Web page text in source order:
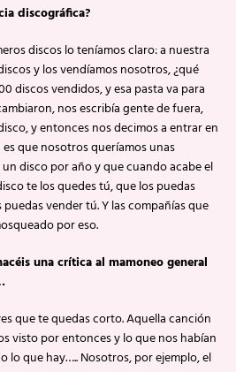
discográfica?
discos lo teníamos claro: a nuestra
y los vendíamos nosotros, ¿qué
discos vendidos, y esa pasta va para
nos escribía gente de fuera,
y entonces nos decimos a entrar en
que nosotros queríamos unas
disco por año y que cuando acabe el
te los quedes tú, que los puedas
vender tú. Y las compañías que
por eso.
una crítica al mamoneo general
que te quedas corto. Aquella canción
visto por entonces y lo que nos habían
lo que hay….. Nosotros, por ejemplo, el